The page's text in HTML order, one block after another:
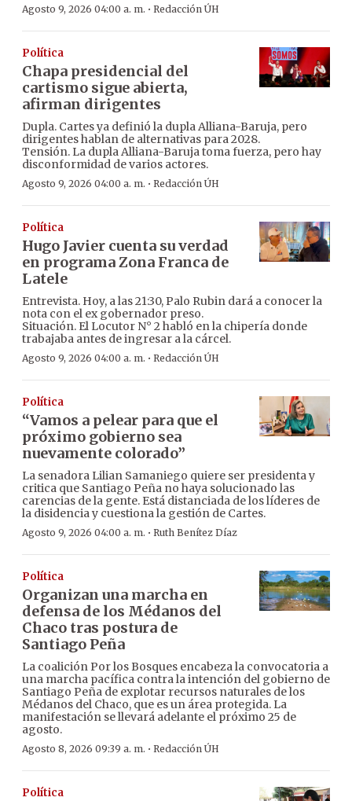
Agosto 9, 2026 04:00 a. m. · Redacción ÚH
Política
Chapa presidencial del
cartismo sigue abierta,
afirman dirigentes
Dupla. Cartes ya definió la dupla Alliana-Baruja, pero
dirigentes hablan de alternativas para 2028.
Tensión. La dupla Alliana-Baruja toma fuerza, pero hay
disconformidad de varios actores.
Agosto 9, 2026 04:00 a. m. · Redacción ÚH
Política
Hugo Javier cuenta su verdad
en programa Zona Franca de
Latele
Entrevista. Hoy, a las 21:30, Palo Rubin dará a conocer la
nota con el ex gobernador preso.
Situación. El Locutor N° 2 habló en la chipería donde
trabajaba antes de ingresar a la cárcel.
Agosto 9, 2026 04:00 a. m. · Redacción ÚH
Política
“Vamos a pelear para que el
próximo gobierno sea
nuevamente colorado”
La senadora Lilian Samaniego quiere ser presidenta y
critica que Santiago Peña no haya solucionado las
carencias de la gente. Está distanciada de los líderes de
la disidencia y cuestiona la gestión de Cartes.
Agosto 9, 2026 04:00 a. m. · Ruth Benítez Díaz
Política
Organizan una marcha en
defensa de los Médanos del
Chaco tras postura de
Santiago Peña
La coalición Por los Bosques encabeza la convocatoria a
una marcha pacífica contra la intención del gobierno de
Santiago Peña de explotar recursos naturales de los
Médanos del Chaco, que es un área protegida. La
manifestación se llevará adelante el próximo 25 de
agosto.
Agosto 8, 2026 09:39 a. m. · Redacción ÚH
Política